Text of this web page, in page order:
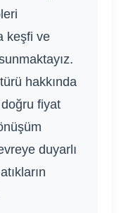
keşfi ve
hakkında
fiyat
duyarlı